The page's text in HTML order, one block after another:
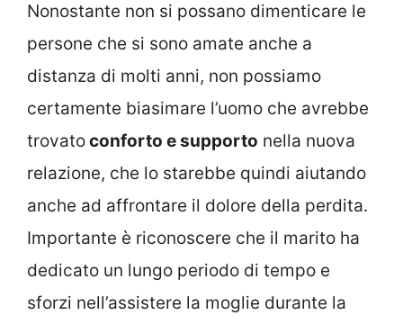
Nonostante non si possano dimenticare le
persone che si sono amate anche a
distanza di molti anni, non possiamo
certamente biasimare l’uomo che avrebbe
trovatoconforto e supporto nella nuova
relazione, che lo starebbe quindi aiutando
anche ad affrontare il dolore della perdita.
Importante è riconoscere che il marito ha
dedicato un lungo periodo di tempo e
sforzi nell’assistere la moglie durante la